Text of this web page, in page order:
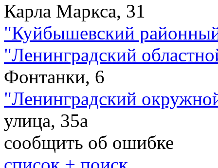
Карла Маркса, 31
"Куйбышевский
"Ленинградский
Фонтанки, 6
"Ленинградский
улица, 35а
сообщить об ошибке